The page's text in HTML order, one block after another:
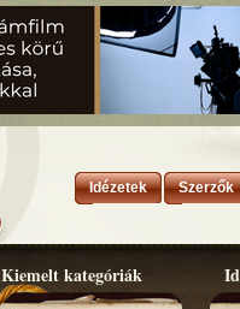
Idézetek Szerzők
Kiemelt kategóriák